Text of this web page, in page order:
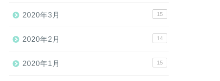
2020年3月 15
2020年2月 14
2020年1月 15